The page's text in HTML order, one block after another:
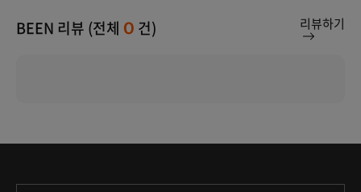
BEEN 리뷰 (전체 0 건) 리뷰하기